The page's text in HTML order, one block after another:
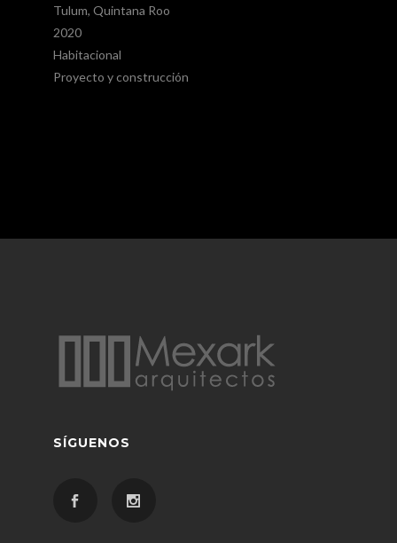
Tulum, Quintana Roo
2020
Habitacional
Proyecto y construcción
SÍGUENOS